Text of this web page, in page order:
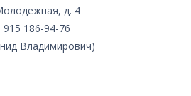
д. 4
915 186-94-76
Владимирович)